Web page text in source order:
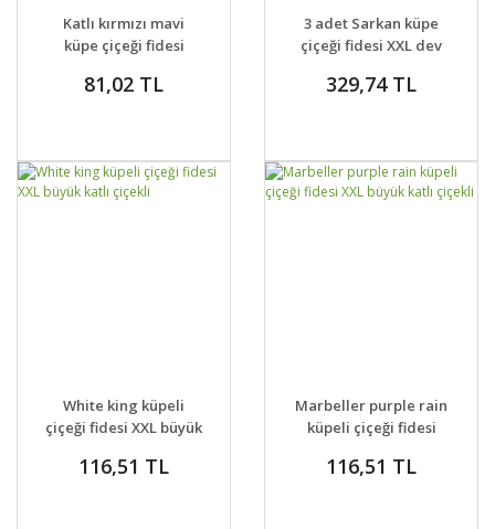
DETAYLAR
VER
Katlı kırmızı mavi
küpe çiçeği fidesi
blue
81,02 TL
DETAYLAR
VER
3 adet Sarkan küpe
çiçeği fidesi XXL dev
329,74 TL
DETAYLAR
VER
White king küpeli
çiçeği fidesi XXL büyük
116,51 TL
DETAYLAR
VER
Marbeller purple rain
küpeli çiçeği fidesi
116,51 TL